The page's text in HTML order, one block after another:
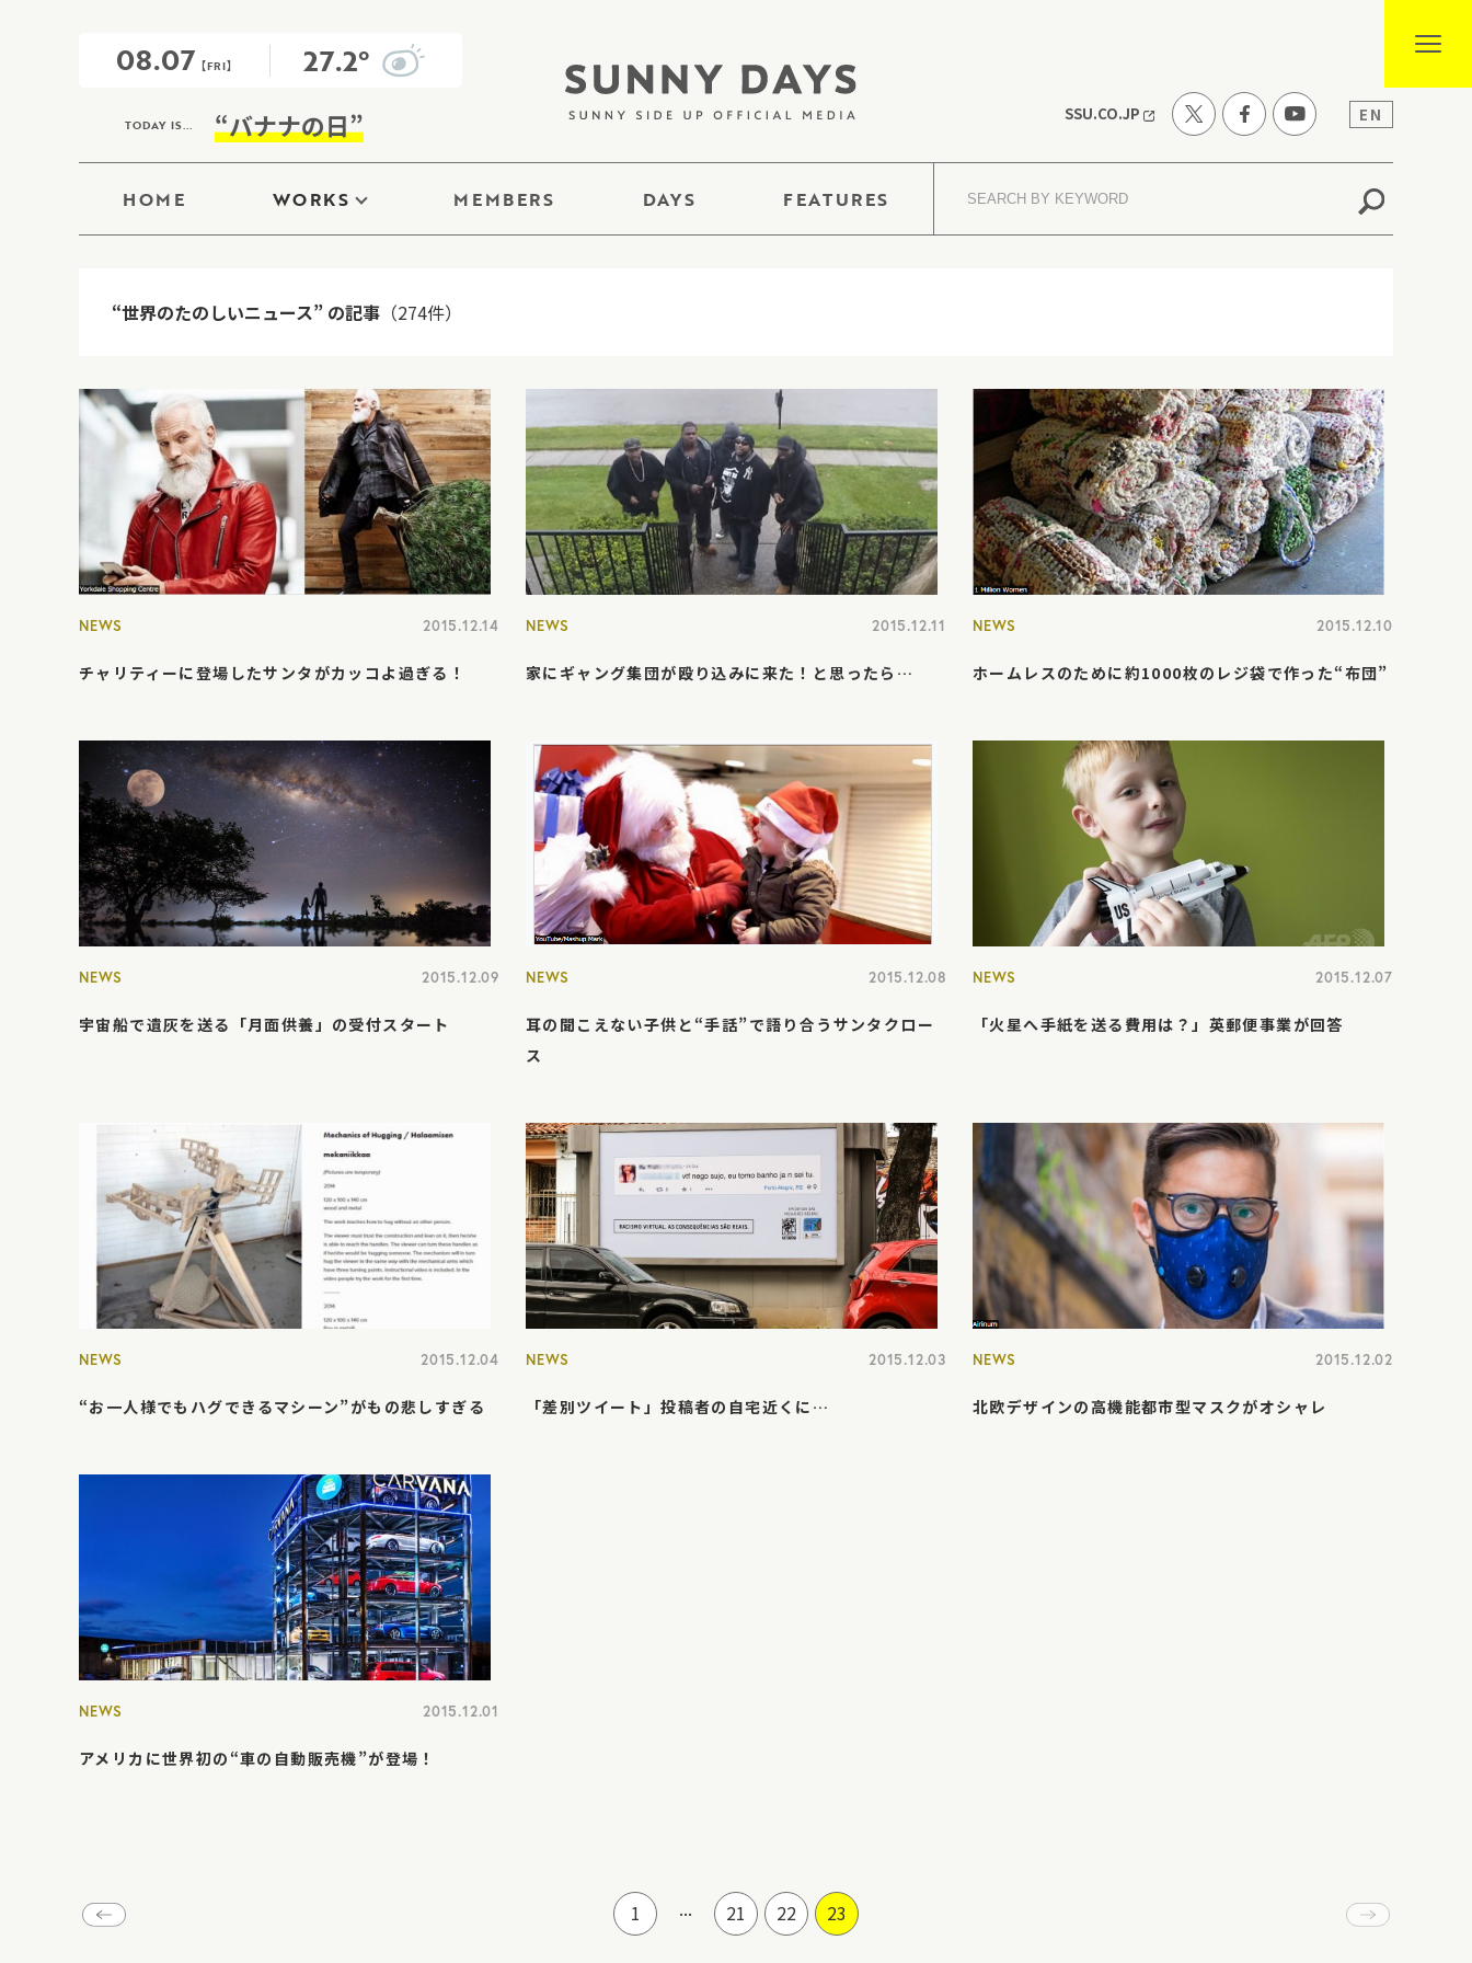
08.07 【FRI】 27.2°
TODAY IS... “バナナの日” SSU.CO.JP EN
HOME WORKS MEMBERS DAYS FEATURES
“世界のたのしいニュース” の記事 （274件）
NEWS 2015.12.14
チャリティーに登場したサンタがカッコよ過ぎる！
NEWS 2015.12.11
家にギャング集団が殴り込みに来た！と思ったら…
NEWS 2015.12.10
ホームレスのために約1000枚のレジ袋で作った“布団”
NEWS 2015.12.09
宇宙船で遺灰を送る「月面供養」の受付スタート
NEWS 2015.12.08
耳の聞こえない子供と“手話”で語り合うサンタクロー
ス
NEWS 2015.12.07
「火星へ手紙を送る費用は？」英郵便事業が回答
NEWS 2015.12.04
“お一人様でもハグできるマシーン”がもの悲しすぎる
NEWS 2015.12.03
「差別ツイート」投稿者の自宅近くに…
NEWS 2015.12.02
北欧デザインの高機能都市型マスクがオシャレ
NEWS 2015.12.01
アメリカに世界初の“車の自動販売機”が登場！
1 ... 21 22 23